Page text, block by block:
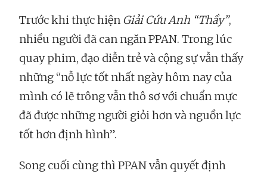
Trước khi thực hiện Giải Cứu Anh “Thầy”,
nhiều người đã can ngăn PPAN. Trong lúc
quay phim, đạo diễn trẻ và cộng sự vẫn thấy
những “nỗ lực tốt nhất ngày hôm nay của
mình có lẽ trông vẫn thô sơ với chuẩn mực
đã được những người giỏi hơn và nguồn lực
tốt hơn định hình”.
Song cuối cùng thì PPAN vẫn quyết định